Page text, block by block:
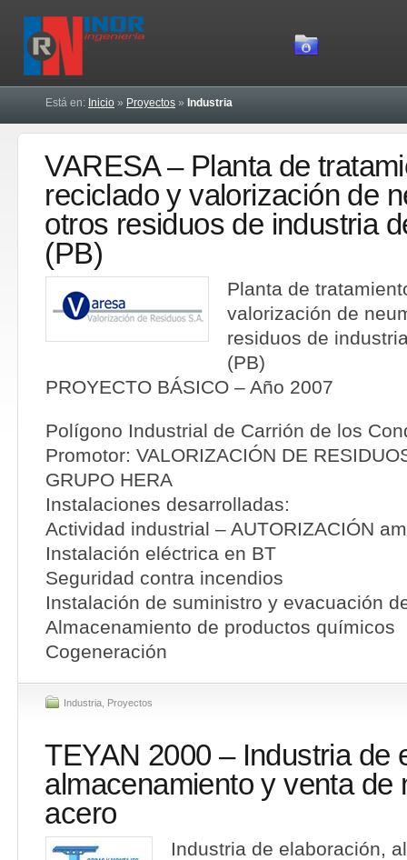
Está en: Inicio » Proyectos » Industria
VARESA – Planta de
reciclado y valorización de
otros residuos de industria
(PB)
Planta de
valorización de
residuos de
(PB)
PROYECTO BÁSICO – Año 2007
Polígono Industrial de Carrión de los
Promotor: VALORIZACIÓN DE
GRUPO HERA
Instalaciones desarrolladas:
Actividad industrial – AUTORIZACIÓN
Instalación eléctrica en BT
Seguridad contra incendios
Instalación de suministro y evacuación
Almacenamiento de productos químicos
Cogeneración
Industria Proyectos
TEYAN 2000 – Industria de
almacenamiento y venta de
acero
Industria de elaboración,